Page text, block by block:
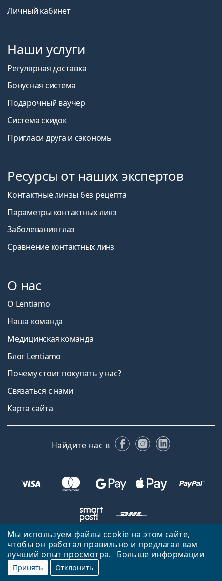
Мы используем файлы cookie на этом сайте,
чтобы он работал правильно и предлагал вам
лучший опыт просмотра.
Больше информации
Принять Отклонить
Личный кабинет
Наши услуги
Регулярная доставка
Бонусная система
Подарочный ваучер
Система скидок
Пригласи друга и сэкономь
Ресурсы от наших экспертов
Контактные линзы без рецепта
Параметры контактных линз
Заболевания глаз
Сравнение контактных линз
О нас
О Lentiamo
Наша команда
Медицинская команда
Блог Lentiamo
Почему стоит покупать у нас?
Связаться с нами
Карта сайта
Найдите нас в FacebookInstagram
LinkedIn
Вернуться на главную страницу
Вверх
Lentiamo.ee принадлежит и управляется Lentiamo s.r.o., Чешская
Республика